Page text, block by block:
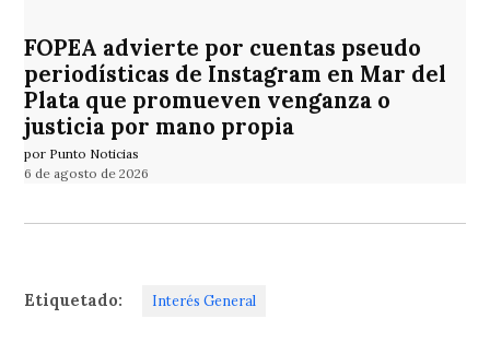
FOPEA advierte por cuentas pseudo
periodísticas de Instagram en Mar del
Plata que promueven venganza o
justicia por mano propia
por Punto Noticias
6 de agosto de 2026
Etiquetado: Interés General